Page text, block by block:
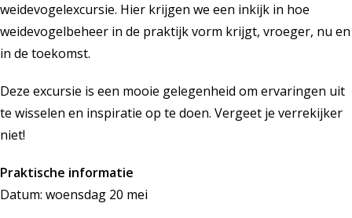
weidevogelexcursie. Hier krijgen we een inkijk in hoe
weidevogelbeheer in de praktijk vorm krijgt, vroeger, nu en
in de toekomst.
Deze excursie is een mooie gelegenheid om ervaringen uit
te wisselen en inspiratie op te doen. Vergeet je verrekijker
niet!
Praktische informatie
Datum: woensdag 20 mei